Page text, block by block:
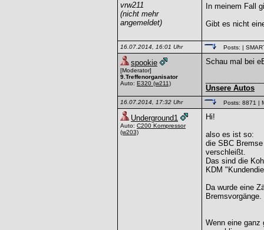
vrw211
(nicht mehr
angemeldet)
In meinem Fall
Gibt es nicht
16.07.2014, 16:01 Uhr Posts: |
spookie
[Moderator]
9.Treffenorganisator
Auto: E320 (w211)
Schau mal bei
Unsere Autos
16.07.2014, 17:32 Uhr Posts: 8871 |
Underground1
Auto: C200 Kompressor
(w203)
Hi!
also es ist so:
die SBC
verschleißt.
Das sind die
KDM
Da wurde eine
Bremsvorgänge.
Wenn eine ganz